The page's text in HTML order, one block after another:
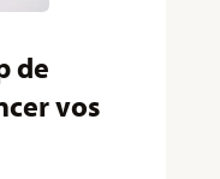
de
vos